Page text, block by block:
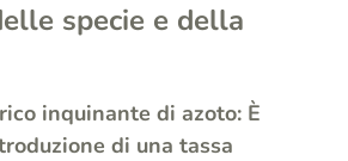
specie e della
inquinante di azoto: È
di una tassa